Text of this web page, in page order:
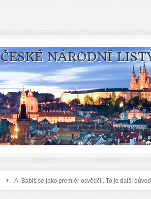
ČESKÉ NÁRODNÍ
› A. Babiš se jako premiér osvědčil. To je další